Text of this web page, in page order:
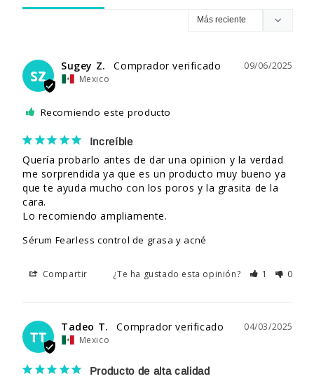
SZ
09/06/2025
Sugey Z.
Mexico
Recomiendo este producto
Increíble
Quería probarlo antes de dar una opinion y la verdad
me sorprendida ya que es un producto muy bueno ya
que te ayuda mucho con los poros y la grasita de la
cara.
Lo recomiendo ampliamente.
Sérum Fearless control de grasa y acné
Compartir ¿Te ha gustado esta opinión? 1 0
TT
04/03/2025
Tadeo T.
Mexico
Producto de alta calidad